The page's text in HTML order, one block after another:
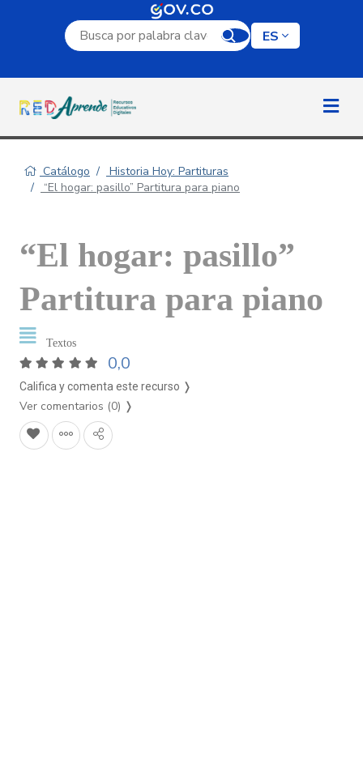
Campo de búsqueda por palabra clave
ES
Catálogo
Historia Hoy: Partituras
“El hogar: pasillo” Partitura para piano
“El hogar: pasillo”
Partitura para piano
Textos
0,0
Califica y comenta este recurso ❭
Ver comentarios (0) ❭